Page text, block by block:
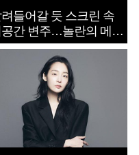
들어갈 듯 스크린 속
간 변주…놀란의 메시
‘전쟁 속죄’